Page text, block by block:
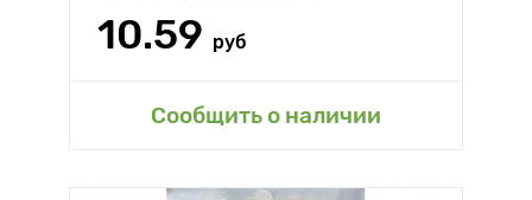
10.59 руб
Сообщить о наличии